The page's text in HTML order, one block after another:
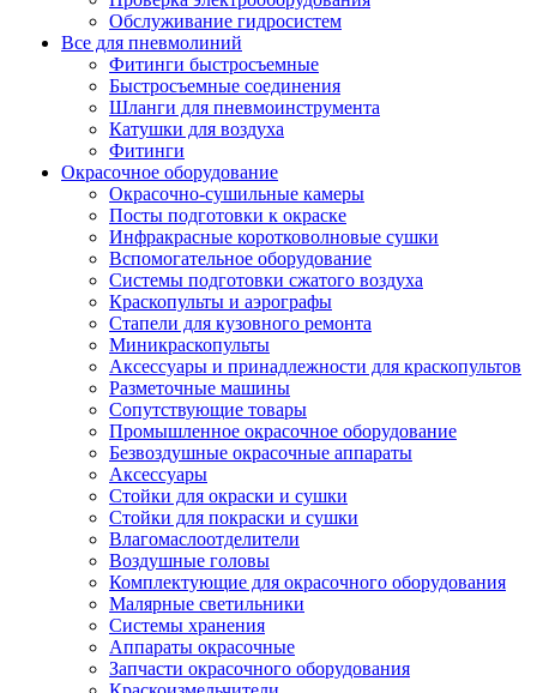
Обслуживание гидросистем
Все для пневмолиний
Фитинги быстросъемные
Быстросъемные соединения
Шланги для пневмоинструмента
Катушки для воздуха
Фитинги
Окрасочное оборудование
Окрасочно-сушильные камеры
Посты подготовки к окраске
Инфракрасные коротковолновые сушки
Вспомогательное оборудование
Системы подготовки сжатого воздуха
Краскопульты и аэрографы
Стапели для кузовного ремонта
Миникраскопульты
Аксессуары и принадлежности для краскопультов
Разметочные машины
Сопутствующие товары
Промышленное окрасочное оборудование
Безвоздушные окрасочные аппараты
Аксессуары
Стойки для окраски и сушки
Стойки для покраски и сушки
Влагомаслоотделители
Воздушные головы
Комплектующие для окрасочного оборудования
Малярные светильники
Системы хранения
Аппараты окрасочные
Запчасти окрасочного оборудования